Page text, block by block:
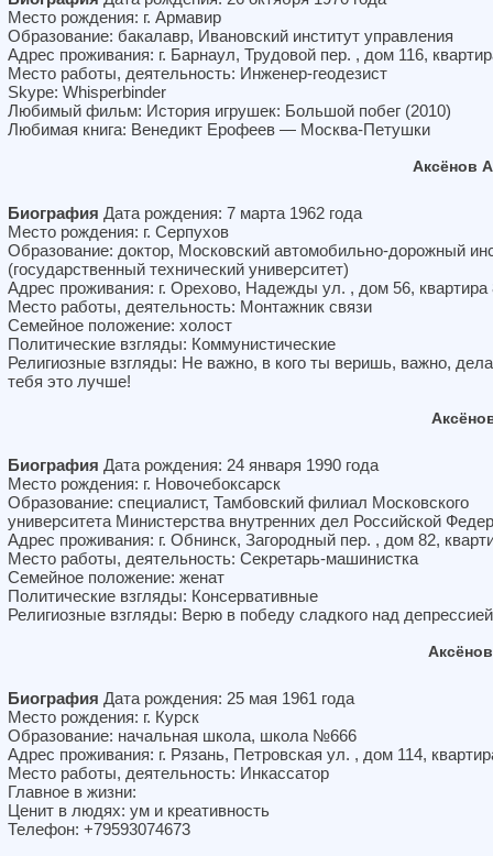
Место рождения: г. Армавир
Образование: бакалавр, Ивановский институт управления
Адрес проживания: г. Барнаул, Трудовой пер. , дом 116,
Место работы, деятельность: Инженер-геодезист
Skype: Whisperbinder
Любимый фильм: История игрушек: Большой побег (2010)
Любимая книга: Венедикт Ерофеев — Москва-Петушки
Аксёнов
Биография Дата рождения: 7 марта 1962 года
Место рождения: г. Серпухов
Образование: доктор, Московский автомобильно-дорожный
(государственный технический университет)
Адрес проживания: г. Орехово, Надежды ул. , дом 56, квартира
Место работы, деятельность: Монтажник связи
Семейное положение: холост
Политические взгляды: Коммунистические
Религиозные взгляды: Не важно, в кого ты веришь, важно,
тебя это лучше!
Биография Дата рождения: 24 января 1990 года
Место рождения: г. Новочебоксарск
Образование: специалист, Тамбовский филиал Московского
университета Министерства внутренних дел Российской
Адрес проживания: г. Обнинск, Загородный пер. , дом 82,
Место работы, деятельность: Секретарь-машинистка
Семейное положение: женат
Политические взгляды: Консервативные
Религиозные взгляды: Верю в победу сладкого над депрессией
Биография Дата рождения: 25 мая 1961 года
Место рождения: г. Курск
Образование: начальная школа, школа №666
Адрес проживания: г. Рязань, Петровская ул. , дом 114,
Место работы, деятельность: Инкассатор
Главное в жизни:
Ценит в людях: ум и креативность
Телефон: +79593074673